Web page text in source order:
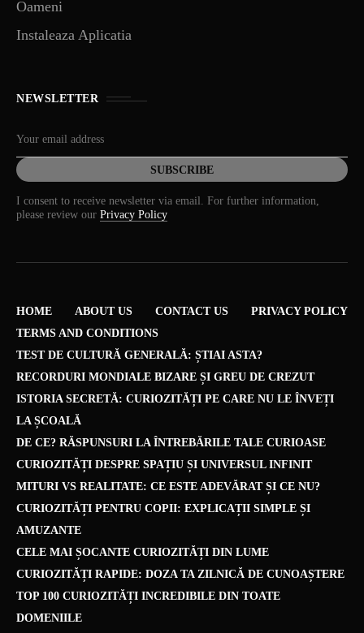
Oameni
Instaleaza Aplicatia
NEWSLETTER
I consent to receive newsletter via email. For further information,
please review our Privacy Policy
HOME ABOUT US CONTACT US
PRIVACY POLICY
TERMS AND CONDITIONS
TEST DE CULTURĂ GENERALĂ: ȘTIAI ASTA?
RECORDURI MONDIALE BIZARE ȘI GREU DE CREZUT
ISTORIA SECRETĂ: CURIOZITĂȚI PE CARE NU LE ÎNVEȚI
LA ȘCOALĂ
DE CE? RĂSPUNSURI LA ÎNTREBĂRILE TALE CURIOASE
CURIOZITĂȚI DESPRE SPAȚIU ȘI UNIVERSUL INFINIT
MITURI VS REALITATE: CE ESTE ADEVĂRAT ȘI CE NU?
CURIOZITĂȚI PENTRU COPII: EXPLICAȚII SIMPLE ȘI
AMUZANTE
CELE MAI ȘOCANTE CURIOZITĂȚI DIN LUME
CURIOZITĂȚI RAPIDE: DOZA TA ZILNICĂ DE CUNOAȘTERE
TOP 100 CURIOZITĂȚI INCREDIBILE DIN TOATE
DOMENIILE